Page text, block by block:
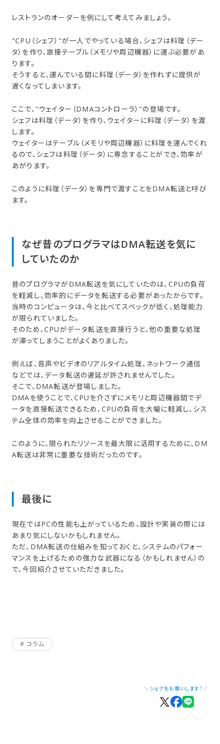
レストランのオーダーを例にして考えてみましょう。
"CPU（シェフ）"が一人でやっている場合、シェフは料理（デー
タ）を作り、直接テーブル（メモリや周辺機器）に運ぶ必要があ
ります。
そうすると、運んでいる間に料理（データ）を作れずに提供が
遅くなってしまいます。
ここで、"ウェイター（DMAコントローラ）"の登場です。
シェフは料理（データ）を作り、ウェイターに料理（データ）を渡
します。
ウェイターはテーブル（メモリや周辺機器）に料理を運んでくれ
るので、シェフは料理（データ）に専念することができ、効率が
あがります。
このように料理（データ）を専門で渡すことをDMA転送と呼び
ます。
な​ぜ昔の​プログラマは​DMA転送を​気に​
していたのか
昔のプログラマがDMA転送を気にしていたのは、CPUの負荷
を軽減し、効率的にデータを転送する必要があったからです。
当時のコンピュータは、今と比べてスペックが低く、処理能力
が限られていました。
そのため、CPUがデータ転送を直接行うと、他の重要な処理
が滞ってしまうことがよくありました。
例えば、音声やビデオのリアルタイム処理、ネットワーク通信
などでは、データ転送の遅延が許されませんでした。
そこで、DMA転送が登場しました。
DMAを使うことで、CPUを介さずにメモリと周辺機器間でデ
ータを直接転送できるため、CPUの負荷を大幅に軽減し、シス
テム全体の効率を向上させることができました。
このように、限られたリソースを最大限に活用するために、DM
A転送は非常に重要な技術だったのです。
最後に
現在ではPCの性能も上がっているため、設計や実装の際には
あまり気にしないかもしれません。
ただ、DMA転送の仕組みを知っておくと、システムのパフォー
マンスを上げるための強力な武器になる（かもしれません）の
で、今回紹介させていただきました。
コラム
＼シェアをお願いします！／